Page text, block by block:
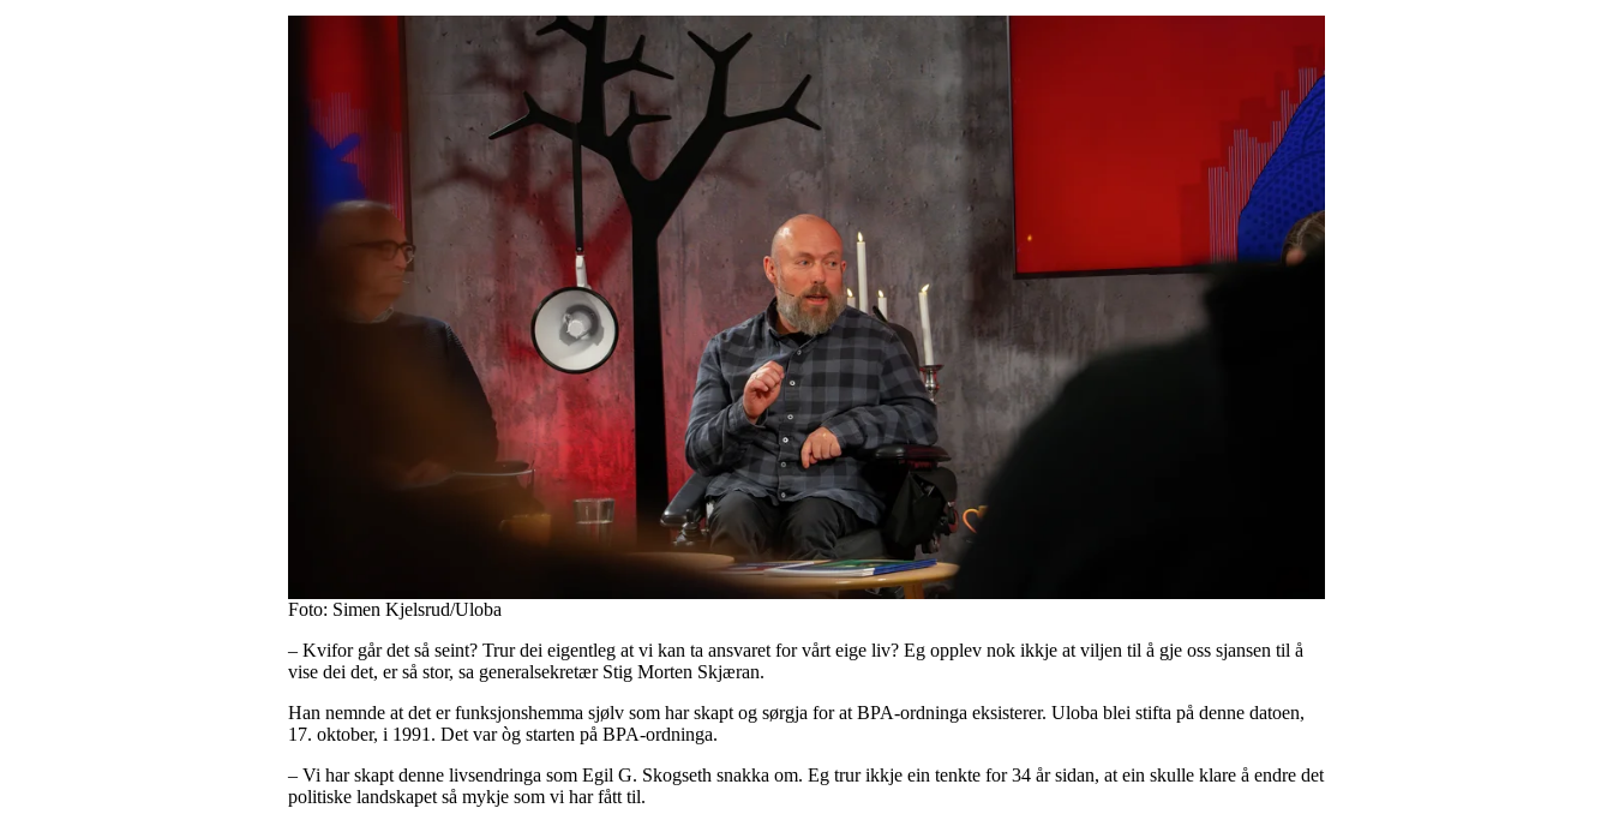
Foto: Simen Kjelsrud/Uloba
– Kvifor går det så seint? Trur dei eigentleg at vi kan ta ansvaret for vårt eige liv? Eg opplev nok ikkje at viljen til å gje oss sjansen til å
vise dei det, er så stor, sa generalsekretær Stig Morten Skjæran.
Han nemnde at det er funksjonshemma sjølv som har skapt og sørgja for at BPA-ordninga eksisterer. Uloba blei stifta på denne datoen,
17. oktober, i 1991. Det var òg starten på BPA-ordninga.
– Vi har skapt denne livsendringa som Egil G. Skogseth snakka om. Eg trur ikkje ein tenkte for 34 år sidan, at ein skulle klare å endre det
politiske landskapet så mykje som vi har fått til.